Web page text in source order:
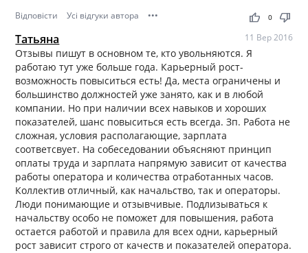
Відповісти Усі відгуки автора ••• thumb_up thumb_down
0
Татьяна 11 Вер 2016
Отзывы пишут в основном те, кто увольняются. Я
работаю тут уже больше года. Карьерный рост-
возможность повыситься есть! Да, места ограничены и
большинство должностей уже занято, как и в любой
компании. Но при наличии всех навыков и хороших
показателей, шанс повыситься есть всегда. Зп. Работа не
сложная, условия располагающие, зарплата
соответсвует. На собеседовании объясняют принцип
оплаты труда и зарплата напрямую зависит от качества
работы оператора и количества отработанных часов.
Коллектив отличный, как начальство, так и операторы.
Люди понимающие и отзывчивые. Подлизываться к
начальству особо не поможет для повышения, работа
остается работой и правила для всех одни, карьерный
рост зависит строго от качеств и показателей оператора.